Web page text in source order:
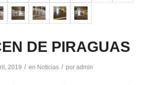
DE PIRAGUAS
2019 / en Noticias / poradmin